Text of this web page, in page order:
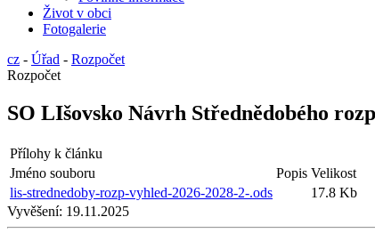
Život v obci
Fotogalerie
cz - Úřad - Rozpočet
Rozpočet
SO LIšovsko Návrh Střednědobého
Přílohy k článku
Jméno souboru
Popis Velikost
lis-strednedoby-rozp-vyhled-2026-2028-2-.ods
17.8 Kb
Vyvěšení: 19.11.2025